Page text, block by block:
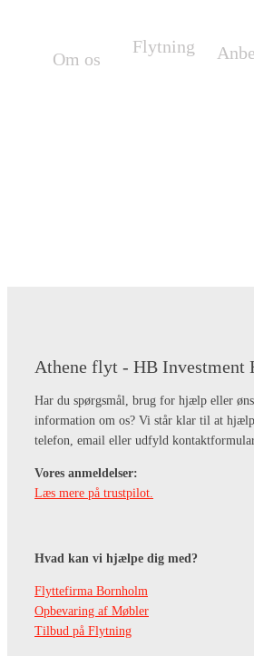
Om os
Flytning
Athene flyt - HB Investment
Har du spørgsmål, brug for hjælp eller
information om os? Vi står klar til at
telefon, email eller udfyld
Vores anmeldelser:
Læs mere på trustpilot.
Hvad kan vi hjælpe dig med?
Flyttefirma Bornholm
Opbevaring af Møbler
Tilbud på Flytning